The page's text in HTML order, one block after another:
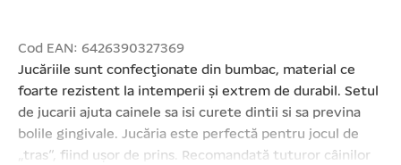
Cod EAN: 6426390327369
Jucăriile sunt confecţionate din bumbac, material ce
foarte rezistent la intemperii şi extrem de durabil. Setul
de jucarii ajuta cainele sa isi curete dintii si sa previna
bolile gingivale. Jucăria este perfectă pentru jocul de
„tras”, fiind ușor de prins. Recomandată tuturor câinilor